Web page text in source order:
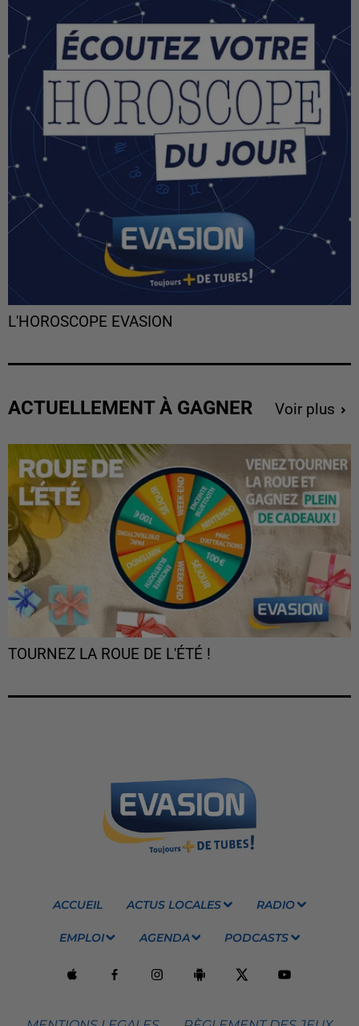
L'HOROSCOPE EVASION
ACTUELLEMENT À GAGNER Voir plus
TOURNEZ LA ROUE DE L'ÉTÉ !
ACCUEIL ACTUS LOCALES RADIO
EMPLOI AGENDA PODCASTS